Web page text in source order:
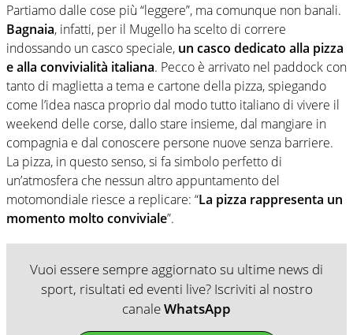
Partiamo dalle cose più “leggere”, ma comunque non banali.
Bagnaia, infatti, per il Mugello ha scelto di correre
indossando un casco speciale, un casco dedicato alla pizza
e alla convivialità italiana. Pecco è arrivato nel paddock con
tanto di maglietta a tema e cartone della pizza, spiegando
come l’idea nasca proprio dal modo tutto italiano di vivere il
weekend delle corse, dallo stare insieme, dal mangiare in
compagnia e dal conoscere persone nuove senza barriere.
La pizza, in questo senso, si fa simbolo perfetto di
un’atmosfera che nessun altro appuntamento del
motomondiale riesce a replicare: “La pizza rappresenta un
momento molto conviviale”.
Vuoi essere sempre aggiornato su ultime news di
sport, risultati ed eventi live? Iscriviti al nostro
canaleWhatsApp